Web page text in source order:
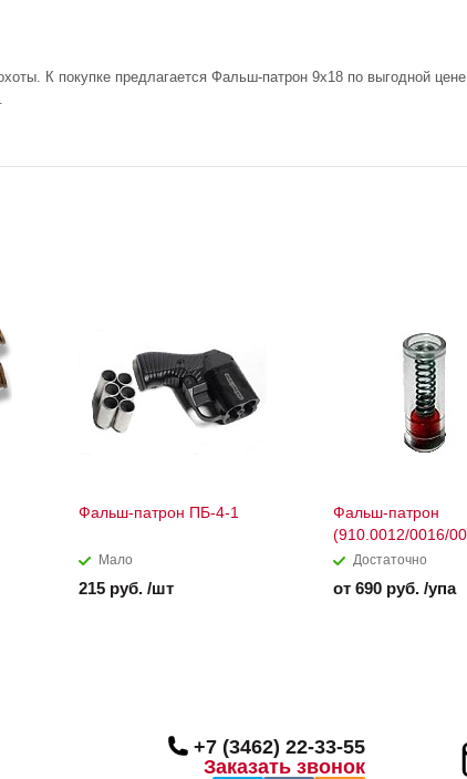
К покупке предлагается Фальш-патрон 9х18 по выгодной
Фальш-патрон ПБ-4-1
Мало
215 руб. /шт
Фальш-патрон
(910.0012/0016/
Достаточно
от 690 руб. /упа
+7 (3462) 22-33-55
Заказать звонок